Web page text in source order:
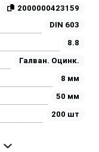
2000000423159
DIN 603
8.8
Галван. Оцинк.
8 мм
50 мм
200 шт